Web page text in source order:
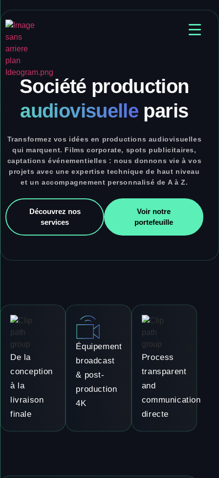
Société production
audiovisuelle paris
Transformez vos idées en productions audiovisuelles
qui marquent. Films corporate, spots publicitaires,
captations événementielles : nous donnons vie à vos
projets avec une expertise technique de haut niveau
et un accompagnement personnalisé de A à Z.
Découvrez nos
services
Voir notre
portefeuille
De la
conception
à la
livraison
finale
Équipement
broadcast
& post-
production
4K
Process
transparent
and
communication
directe